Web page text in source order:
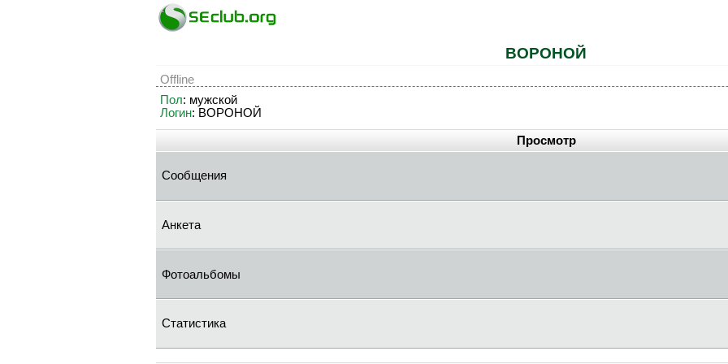
BOPOHOЙ
Offline
Пол: мужской
Логин: BOPOHOЙ
Просмотр
Сообщения
Анкета
Фотоальбомы
Статистика